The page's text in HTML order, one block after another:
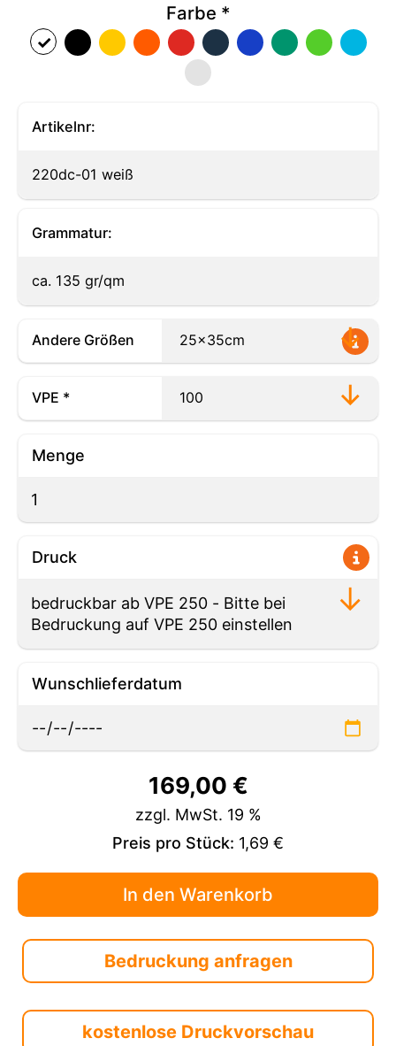
Farbe *
Artikelnr:
220dc-01 weiß
Grammatur:
ca. 135 gr/qm
Andere Größen
VPE *
Menge
Druck
Wunschlieferdatum
169,00 €
zzgl. MwSt. 19 %
Preis pro Stück: 1,69 €
Bedruckung anfragen
kostenlose Druckvorschau